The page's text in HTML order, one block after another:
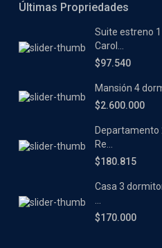
Últimas Propriedades
Suite estreno
Carol...
$97.540
Mansión 4
$2.600.000
Departamento
Re...
$180.815
Casa 3
$170.000